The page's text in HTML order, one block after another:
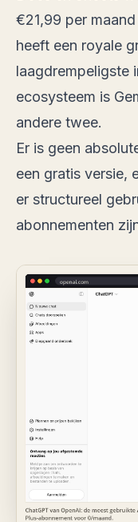
€21,99 per
heeft een royale
laagdrempeligste
ecosysteem is
andere twee.
Er is geen
een gratis versie,
er structureel
abonnementen